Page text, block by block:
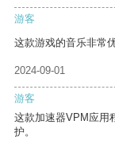
游客
这款游戏的音乐非常
2024-09-01
游客
这款加速器VPM应用
护。